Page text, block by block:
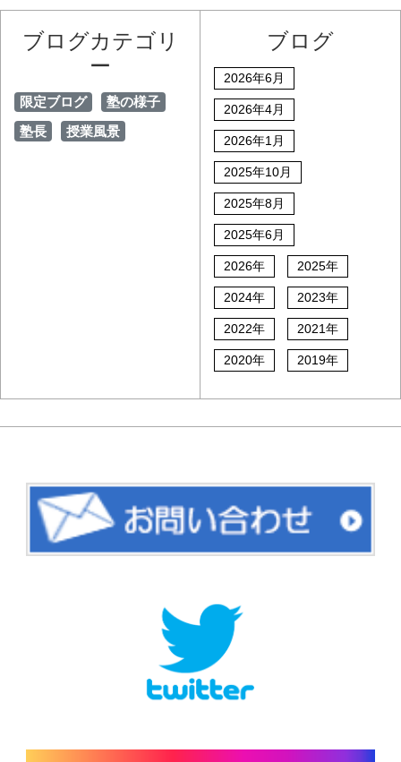
ブログカテゴリ
ー
限定ブログ
塾の様子
塾長
授業風景
ブログ
2026年6月
2026年4月
2026年1月
2025年10月
2025年8月
2025年6月
2026年 2025年
2024年 2023年
2022年 2021年
2020年 2019年